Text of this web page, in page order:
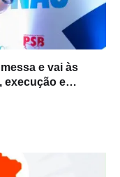
e vai às
execução e